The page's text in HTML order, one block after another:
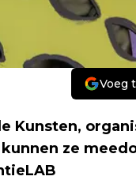
Voeg
Kunsten,
ze